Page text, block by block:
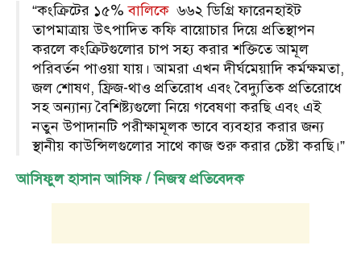
“কংক্রিটের ১৫%বালিকে ৬৬২ ডিগ্রি ফারেনহাইট
তাপমাত্রায় উৎপাদিত কফি বায়োচার দিয়ে প্রতিস্থাপন
করলে কংক্রিটগুলোর চাপ সহ্য করার শক্তিতে আমূল
পরিবর্তন পাওয়া যায়। আমরা এখন দীর্ঘমেয়াদি কর্মক্ষমতা,
জল শোষণ, ফ্রিজ-থাও প্রতিরোধ এবং বৈদ্যুতিক প্রতিরোধে
সহ অন্যান্য বৈশিষ্ট্যগুলো নিয়ে গবেষণা করছি এবং এই
নতুন উপাদানটি পরীক্ষামূলক ভাবে ব্যবহার করার জন্য
স্থানীয় কাউন্সিলগুলোর সাথে কাজ শুরু করার চেষ্টা করছি।”
আসিফুল হাসান আসিফ / নিজস্ব প্রতিবেদক